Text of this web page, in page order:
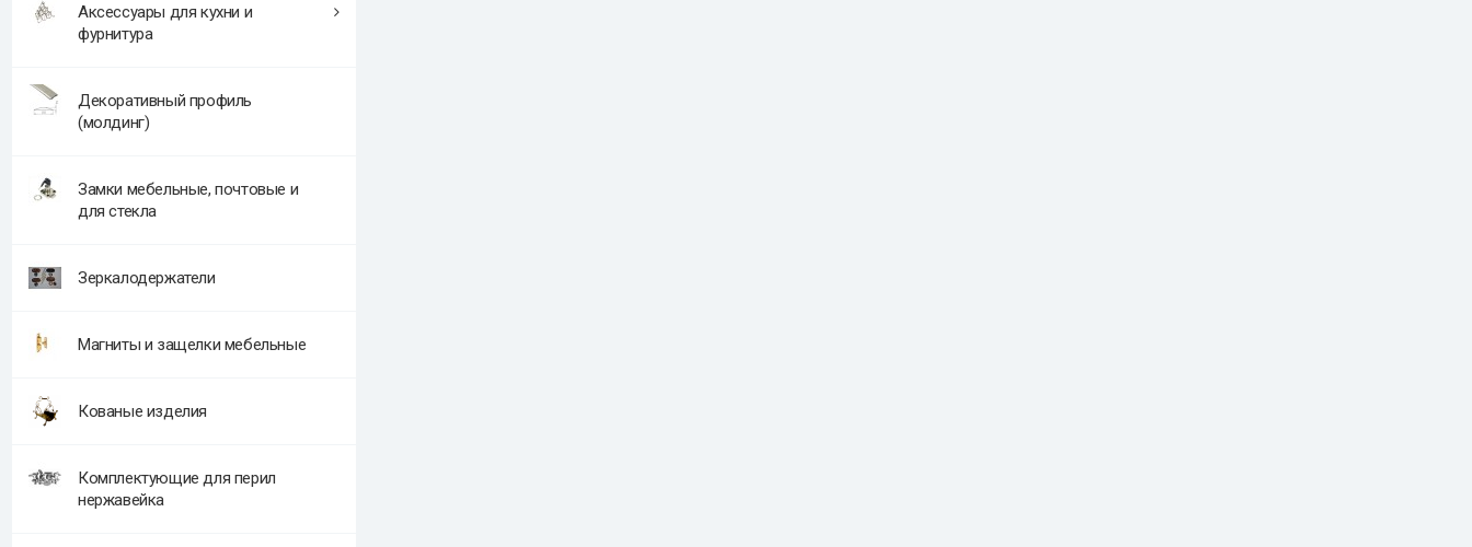
Аксессуары для кухни и
фурнитура
Декоративный профиль
(молдинг)
Замки мебельные, почтовые и
для стекла
Зеркалодержатели
Магниты и защелки мебельные
Кованые изделия
Комплектующие для перил
нержавейка